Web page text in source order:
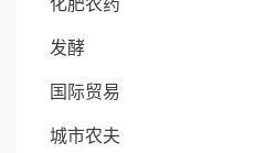
发酵
国际贸易
城市农夫